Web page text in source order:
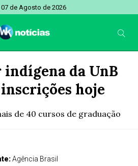
07 de Agosto de 2026
da UnB
hoje
de 40 cursos de graduação
Agência Brasil